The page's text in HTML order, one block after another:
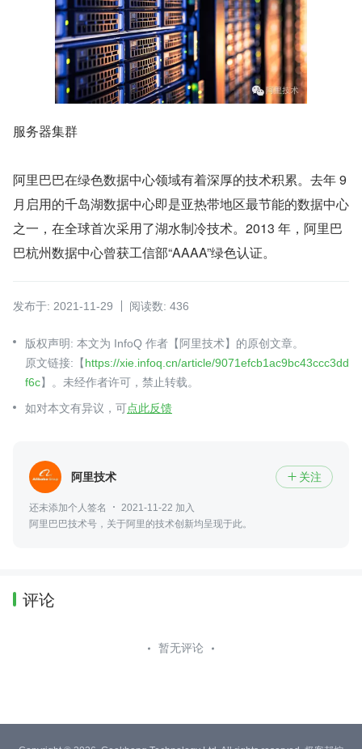
服务器集群
阿里巴巴在绿色数据中心领域有着深厚的技术积累。去年 9
月启用的千岛湖数据中心即是亚热带地区最节能的数据中心
之一，在全球首次采用了湖水制冷技术。2013 年，阿里巴
巴杭州数据中心曾获工信部“AAAA”绿色认证。
发布于: 2021-11-29 阅读数: 436
版权声明: 本文为 InfoQ 作者【阿里技术】的原创文章。
原文链接:【https://xie.infoq.cn/article/9071efcb1ac9bc43ccc3dd
f6c】。未经作者许可，禁止转载。
如对本文有异议，可点此反馈
阿里技术  关注
还未添加个人签名
2021-11-22 加入
阿里巴巴技术号，关于阿里的技术创新均呈现于此。
评论
暂无评论